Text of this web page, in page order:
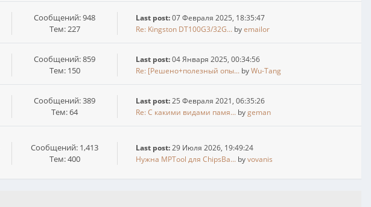
Сообщений: 948
Тем: 227
Last post:07 Февраля 2025, 18:35:47
Re: Kingston DT100G3/32G... byemailor
Сообщений: 859
Тем: 150
Last post:04 Января 2025, 00:34:56
Re: [Решено+полезный опы... byWu-Tang
Сообщений: 389
Тем: 64
Last post:25 Февраля 2021, 06:35:26
Re: С какими видами памя... bygeman
Сообщений: 1,413
Тем: 400
Last post:29 Июля 2026, 19:49:24
Нужна MPTool для ChipsBa... byvovanis